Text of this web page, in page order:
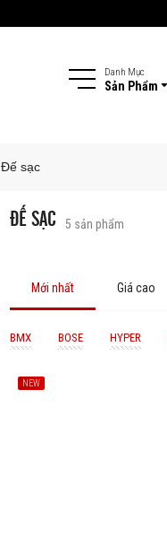
Danh Mục
Sản Phẩm
Đế sạc
ĐẾ SẠC 5 sản phẩm
Mới nhất Giá cao
BMX BOSE HYPER
NEW